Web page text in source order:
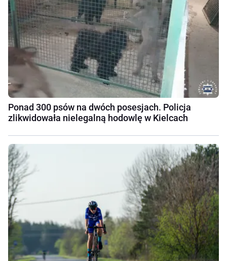
Ponad 300 psów na dwóch posesjach. Policja
zlikwidowała nielegalną hodowlę w Kielcach